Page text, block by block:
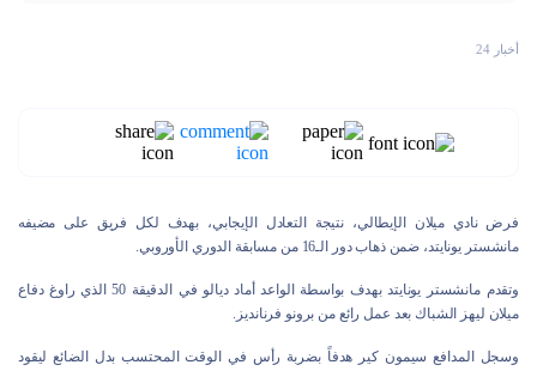
أخبار 24
فرض نادي ميلان الإيطالي، نتيجة التعادل الإيجابي، بهدف لكل فريق على مضيفه
مانشستر يونايتد، ضمن ذهاب دور الـ16 من مسابقة الدوري الأوروبي.
وتقدم مانشستر يونايتد بهدف بواسطة الواعد أماد ديالو في الدقيقة 50 الذي راوغ دفاع
ميلان ليهز الشباك بعد عمل رائع من برونو فرنانديز.
وسجل المدافع سيمون كير هدفاً بضربة رأس في الوقت المحتسب بدل الضائع ليقود